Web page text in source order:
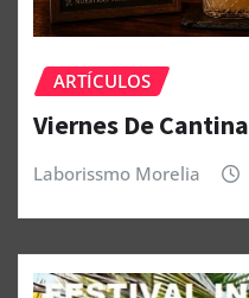
ARTÍCULOS
Viernes De Cantina
Laborissmo Morelia